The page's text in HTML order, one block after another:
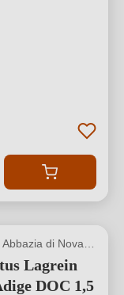
Lagrein
DOC 1,5